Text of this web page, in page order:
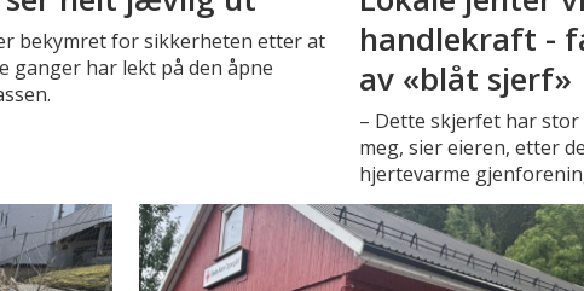
bekymret for sikkerheten etter at
ganger har lekt på den åpne
handlekraft -
av «blåt sjerf»
– Dette skjerfet har
meg, sier eieren, etter
hjertevarme